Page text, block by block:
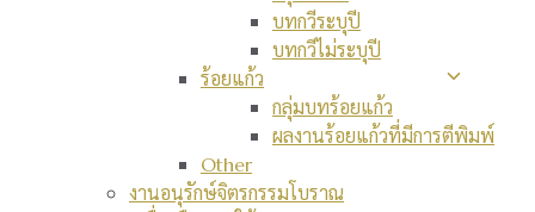
บทกวีระบุปี
บทกวีไม่ระบุปี
ร้อยแก้ว
กลุ่มบทร้อยแก้ว
ผลงานร้อยแก้วที่มีการตีพิมพ์
Other
งานอนุรักษ์จิตรกรรมโบราณ